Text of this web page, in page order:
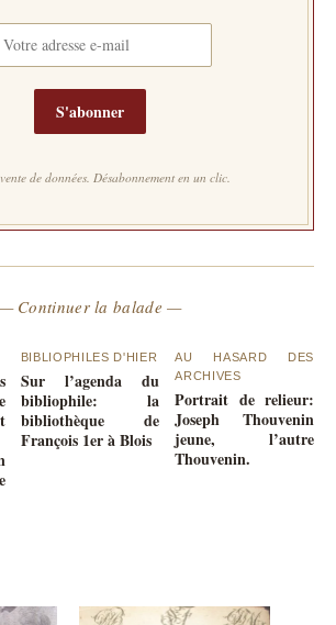
S'abonner
de données. Désabonnement en un clic.
— Continuer la balade —
BIBLIOPHILES D'HIER
Sur l’agenda du
bibliophile: la
bibliothèque de
François 1er à Blois
AU HASARD DES
ARCHIVES
Portrait de relieur:
Joseph Thouvenin
jeune, l’autre
Thouvenin.